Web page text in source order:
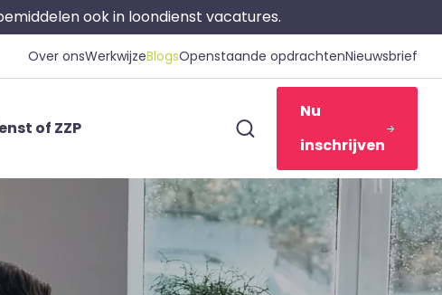
ook in loondienst vacatures.
Over onsWerkwijzeBlogsOpenstaande opdrachtenNieuwsbrief
of ZZP
Nu
inschrijven